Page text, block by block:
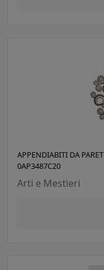
APPENDIABITI DA
0AP3487C20
Arti e Mestieri